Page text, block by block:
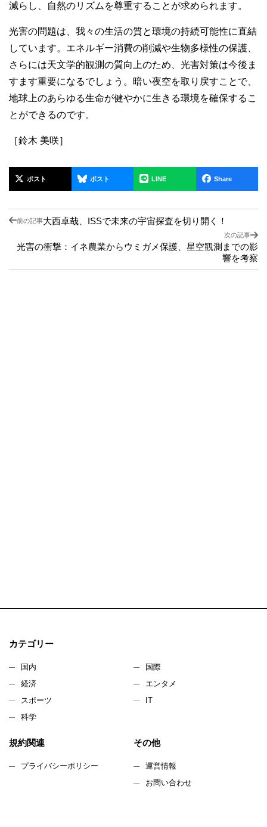
減らし、自然のリズムを尊重することが求められます。
光害の問題は、我々の生活の質と環境の持続可能性に直結
しています。エネルギー消費の削減や生物多様性の保護、
さらには天文学的観測の質向上のため、光害対策は今後ま
すます重要になるでしょう。暗い夜空を取り戻すことで、
地球上のあらゆる生命が健やかに生きる環境を確保するこ
とができるのです。
［鈴木 美咲］
ポスト ポスト LINE Share
前の記事大西卓哉、ISSで未来の宇宙探査を切り開く！
次の記事
光害の衝撃：イネ農業からウミガメ保護、星空観測までの影
響を考察
カテゴリー
国内
国際
経済
エンタメ
スポーツ
IT
科学
規約関連
プライバシーポリシー
その他
運営情報
お問い合わせ